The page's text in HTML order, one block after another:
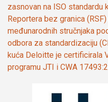
zasnovan na ISO standardu
Reportera bez granica
međunarodnih stručnjaka
odbora za standardizaciju
kuća Deloitte je certificirala
programu JTI i CWA